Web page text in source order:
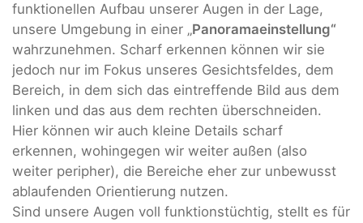
funktionellen Aufbau unserer Augen in der Lage,
unsere Umgebung in einer „Panoramaeinstellung“
wahrzunehmen. Scharf erkennen können wir sie
jedoch nur im Fokus unseres Gesichtsfeldes, dem
Bereich, in dem sich das eintreffende Bild aus dem
linken und das aus dem rechten überschneiden.
Hier können wir auch kleine Details scharf
erkennen, wohingegen wir weiter außen (also
weiter peripher), die Bereiche eher zur unbewusst
ablaufenden Orientierung nutzen.
Sind unsere Augen voll funktionstüchtig, stellt es für